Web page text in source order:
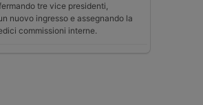
tre vice presidenti,
nuovo ingresso e assegnando la
commissioni interne.